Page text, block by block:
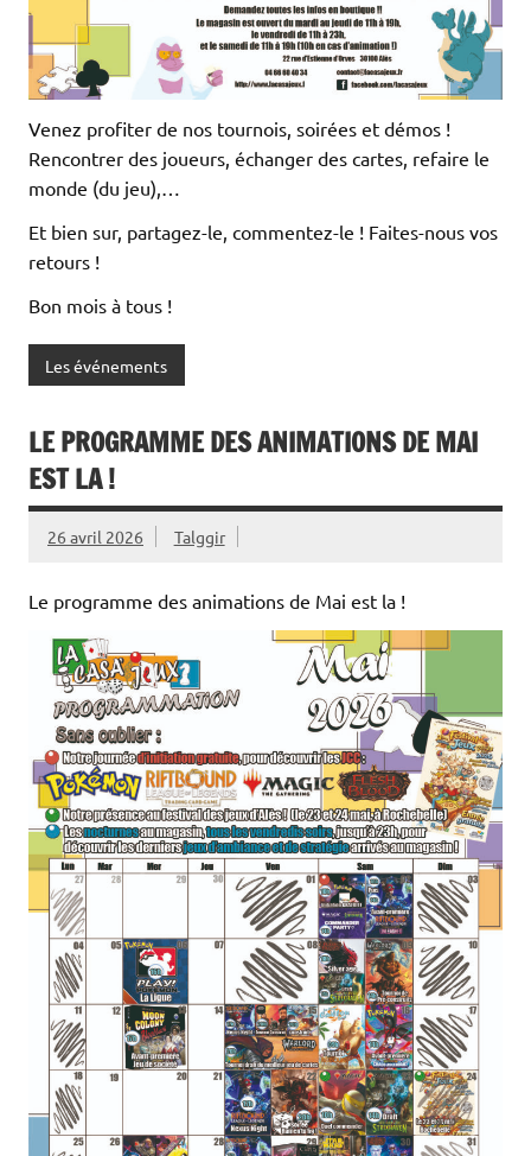
Venez profiter de nos tournois, soirées et démos !
Rencontrer des joueurs, échanger des cartes, refaire le
monde (du jeu),…
Et bien sur, partagez-le, commentez-le ! Faites-nous vos
retours !
Bon mois à tous !
Les événements
LE PROGRAMME DES ANIMATIONS DE MAI
EST LA !
26 avril 2026 Talggir
Le programme des animations de Mai est la !